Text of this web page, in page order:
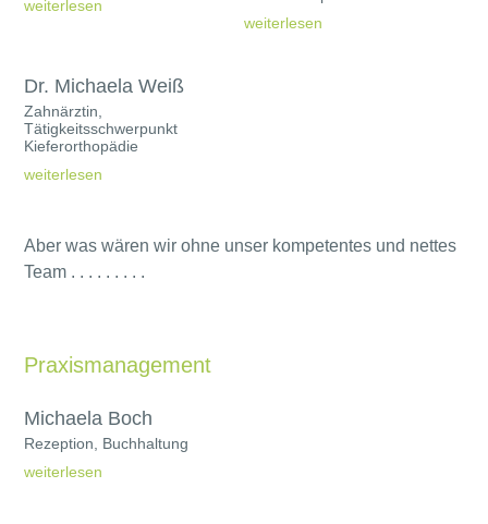
weiterlesen
weiterlesen
Dr. Michaela Weiß
Zahnärztin,
Tätigkeitsschwerpunkt
Kieferorthopädie
weiterlesen
Aber was wären wir ohne unser kompetentes und nettes
Team . . . . . . . . .
Praxismanagement
Michaela Boch
Rezeption, Buchhaltung
weiterlesen